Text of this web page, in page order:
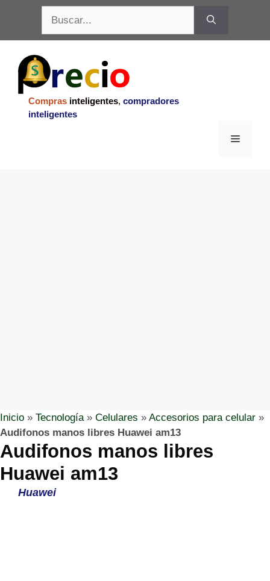
contenido
Compras inteligentes, compradores
inteligentes
Menu
Inicio » Tecnología» Celulares » Accesorios para celular »
Audifonos manos libres Huawei am13
Audifonos manos libres
Huawei am13
Huawei